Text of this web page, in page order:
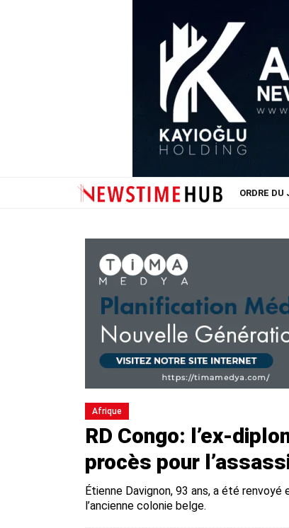
ORDRE DU
Afrique
RD Congo: l’ex-
procès pour
Étienne Davignon, 93 ans, a été
l’ancienne colonie belge.